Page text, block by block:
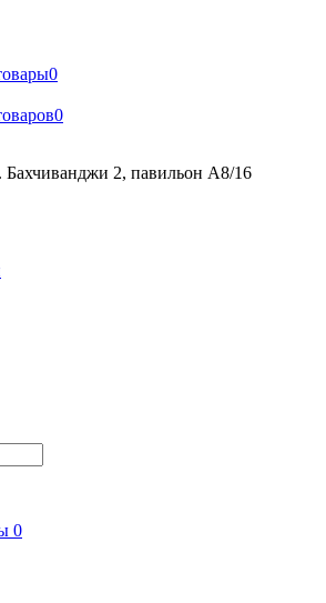
0
0
Бахчиванджи 2, павильон А8/16
0